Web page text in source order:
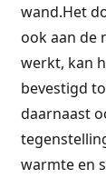
wand.Het
ook aan de
werkt, kan
bevestigd
daarnaast
warmte en